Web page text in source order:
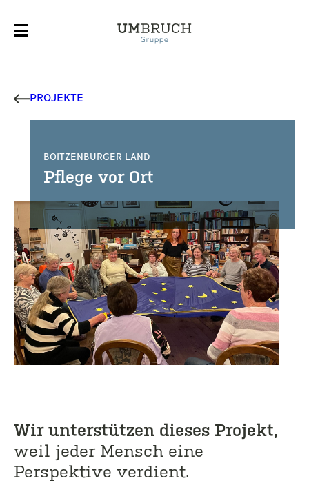
PROJEKTE
BOITZENBURGER LAND
Pflege vor Ort
BOITZENBURGER LAND
Pflege vor Ort
Wir unterstützen dieses Projekt,
weil jeder Mensch eine
Perspektive verdient.